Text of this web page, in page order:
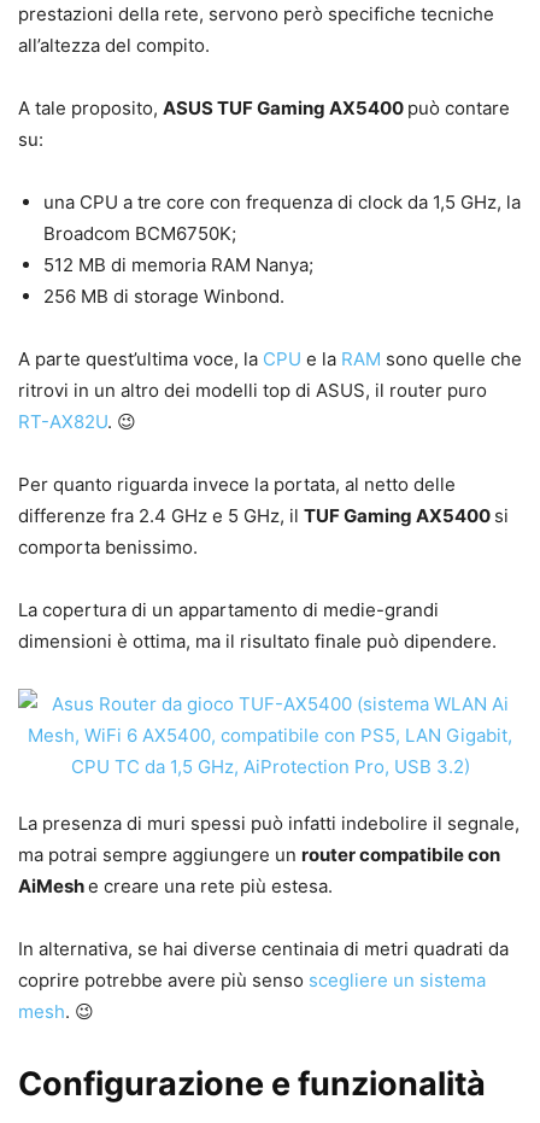
prestazioni della rete, servono però specifiche tecniche
all’altezza del compito.
A tale proposito, ASUS TUF Gaming AX5400 può contare
su:
una CPU a tre core con frequenza di clock da 1,5 GHz, la
Broadcom BCM6750K;
512 MB di memoria RAM Nanya;
256 MB di storage Winbond.
A parte quest’ultima voce, la CPU e la RAM sono quelle che
ritrovi in un altro dei modelli top di ASUS, il router puro
RT-AX82U. 😉
Per quanto riguarda invece la portata, al netto delle
differenze fra 2.4 GHz e 5 GHz, il TUF Gaming AX5400 si
comporta benissimo.
La copertura di un appartamento di medie-grandi
dimensioni è ottima, ma il risultato finale può dipendere.
La presenza di muri spessi può infatti indebolire il segnale,
ma potrai sempre aggiungere un router compatibile con
AiMeshe creare una rete più estesa.
In alternativa, se hai diverse centinaia di metri quadrati da
coprire potrebbe avere più senso scegliere un sistema
mesh. 😉
Configurazione e funzionalità